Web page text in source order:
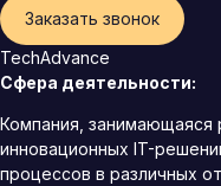
Заказать звонок
TechAdvance
Сфера деятельности:
Компания, занимающаяся
инновационных IT-
процессов в различных